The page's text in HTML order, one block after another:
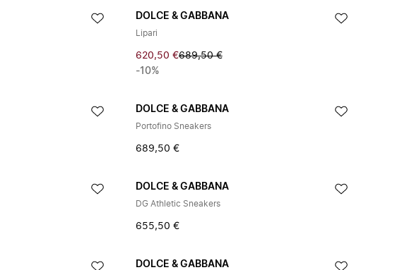
DOLCE & GABBANA
Lipari
620,50 €689,50 €
-10%
DOLCE & GABBANA
Portofino Sneakers
689,50 €
DOLCE & GABBANA
DG Athletic Sneakers
655,50 €
DOLCE & GABBANA